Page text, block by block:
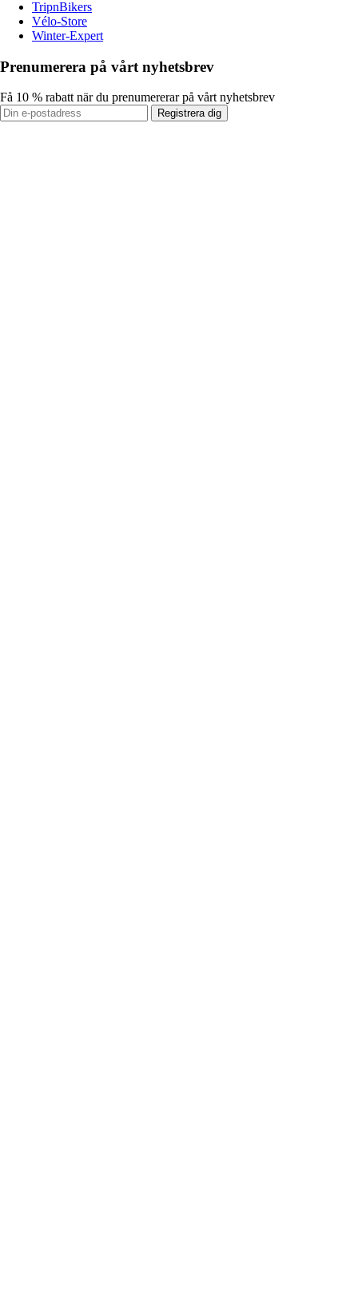
TripnBikers
Vélo-Store
Winter-Expert
Prenumerera på vårt nyhetsbrev
Få 10 % rabatt när du prenumererar på vårt nyhetsbrev
Registrera dig